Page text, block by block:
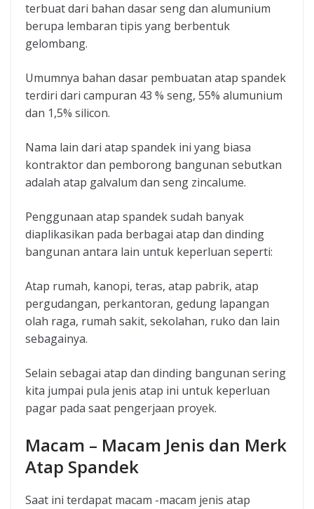
terbuat dari bahan dasar seng dan alumunium
berupa lembaran tipis yang berbentuk
gelombang.
Umumnya bahan dasar pembuatan atap spandek
terdiri dari campuran 43 % seng, 55% alumunium
dan 1,5% silicon.
Nama lain dari atap spandek ini yang biasa
kontraktor dan pemborong bangunan sebutkan
adalah atap galvalum dan seng zincalume.
Penggunaan atap spandek sudah banyak
diaplikasikan pada berbagai atap dan dinding
bangunan antara lain untuk keperluan seperti:
Atap rumah, kanopi, teras, atap pabrik, atap
pergudangan, perkantoran, gedung lapangan
olah raga, rumah sakit, sekolahan, ruko dan lain
sebagainya.
Selain sebagai atap dan dinding bangunan sering
kita jumpai pula jenis atap ini untuk keperluan
pagar pada saat pengerjaan proyek.
Macam – Macam Jenis dan Merk
Atap Spandek
Saat ini terdapat macam -macam jenis atap